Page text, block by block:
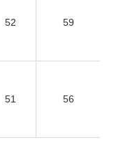
52 59
51 56